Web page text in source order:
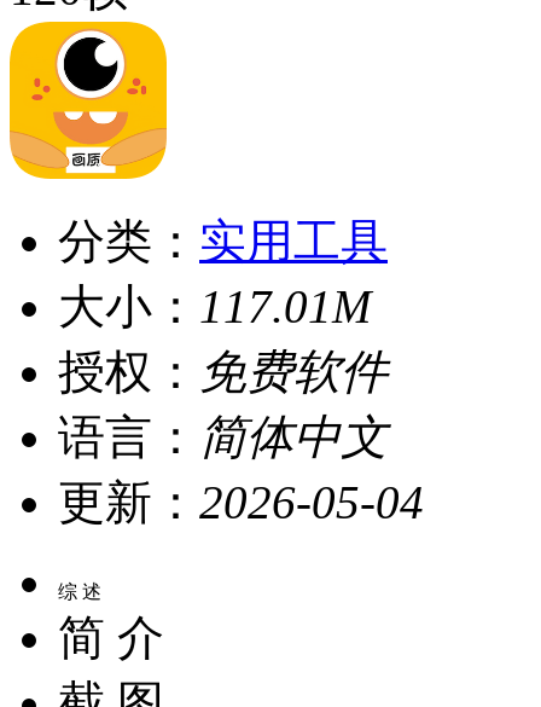
分类： 实用工具
大小： 117.01M
授权： 免费软件
语言： 简体中文
更新： 2026-05-04
综 述
简 介